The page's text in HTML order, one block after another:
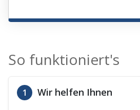
So funktioniert's
1 Wir helfen Ihnen